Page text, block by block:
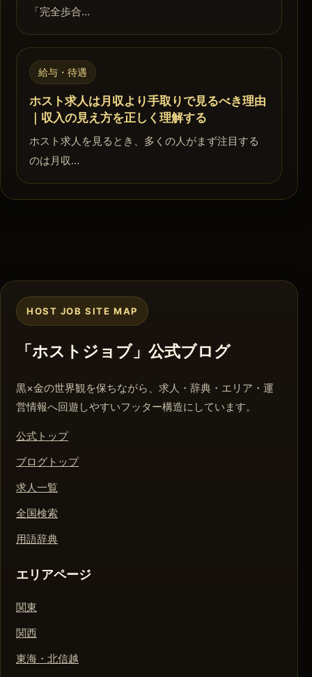
「完全歩合…
給与・待遇
ホスト求人は月収より手取りで見るべき理由
｜収入の見え方を正しく理解する
ホスト求人を見るとき、多くの人がまず注目する
のは月収…
HOST JOB SITE MAP
「ホストジョブ」公式ブログ
黒×金の世界観を保ちながら、求人・辞典・エリア・運
営情報へ回遊しやすいフッター構造にしています。
公式トップ
ブログトップ
求人一覧
全国検索
用語辞典
エリアページ
関東
関西
東海・北信越